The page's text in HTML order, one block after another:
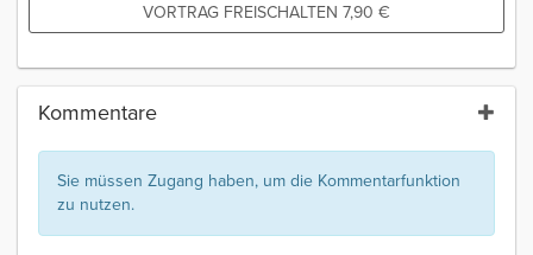
VORTRAG FREISCHALTEN 7,90 €
Kommentare
Sie müssen Zugang haben, um die Kommentarfunktion
zu nutzen.